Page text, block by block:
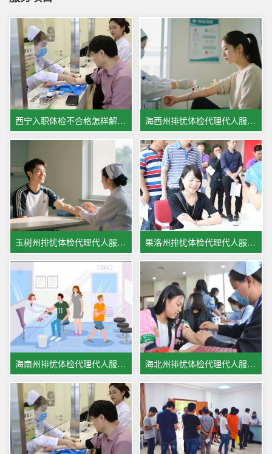
西宁入职体检不合格怎样解决,西宁体检医院体检服务相关情况 海西州排忧体检代理代人服务中心
玉树州排忧体检代理代人服务机构 果洛州排忧体检代理代人服务公司
海南州排忧体检代理代人服务集团 海北州排忧体检代理代人服务中心